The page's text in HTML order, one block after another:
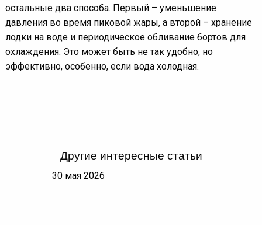
остальные два способа. Первый – уменьшение
давления во время пиковой жары, а второй – хранение
лодки на воде и периодическое обливание бортов для
охлаждения. Это может быть не так удобно, но
эффективно, особенно, если вода холодная.
Другие интересные статьи
30 мая 2026